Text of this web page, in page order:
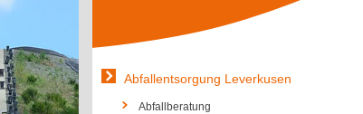
Abfallentsorgung Leverkusen
Abfallberatung